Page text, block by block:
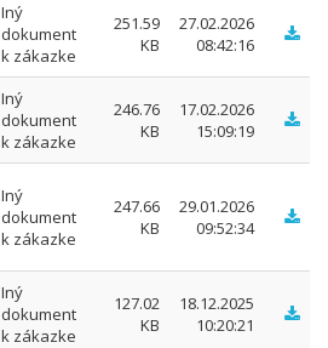
Iný
dokument
k zákazke
251.59
KB
27.02.2026
08:42:16
Iný
dokument
k zákazke
246.76
KB
17.02.2026
15:09:19
Iný
dokument
k zákazke
247.66
KB
29.01.2026
09:52:34
Iný
dokument
k zákazke
127.02
KB
18.12.2025
10:20:21